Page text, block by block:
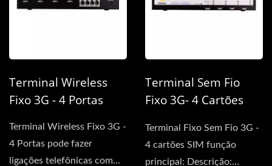
Terminal Wireless
Fixo 3G - 4 Portas
Terminal Wireless Fixo 3G -
4 Portas pode fazer
ligações telefônicas com
Terminal Sem Fio
Fixo 3G- 4 Cartões
Terminal Fixo Sem Fio 3G -
4 cartões SIM função
principal: Descrição: